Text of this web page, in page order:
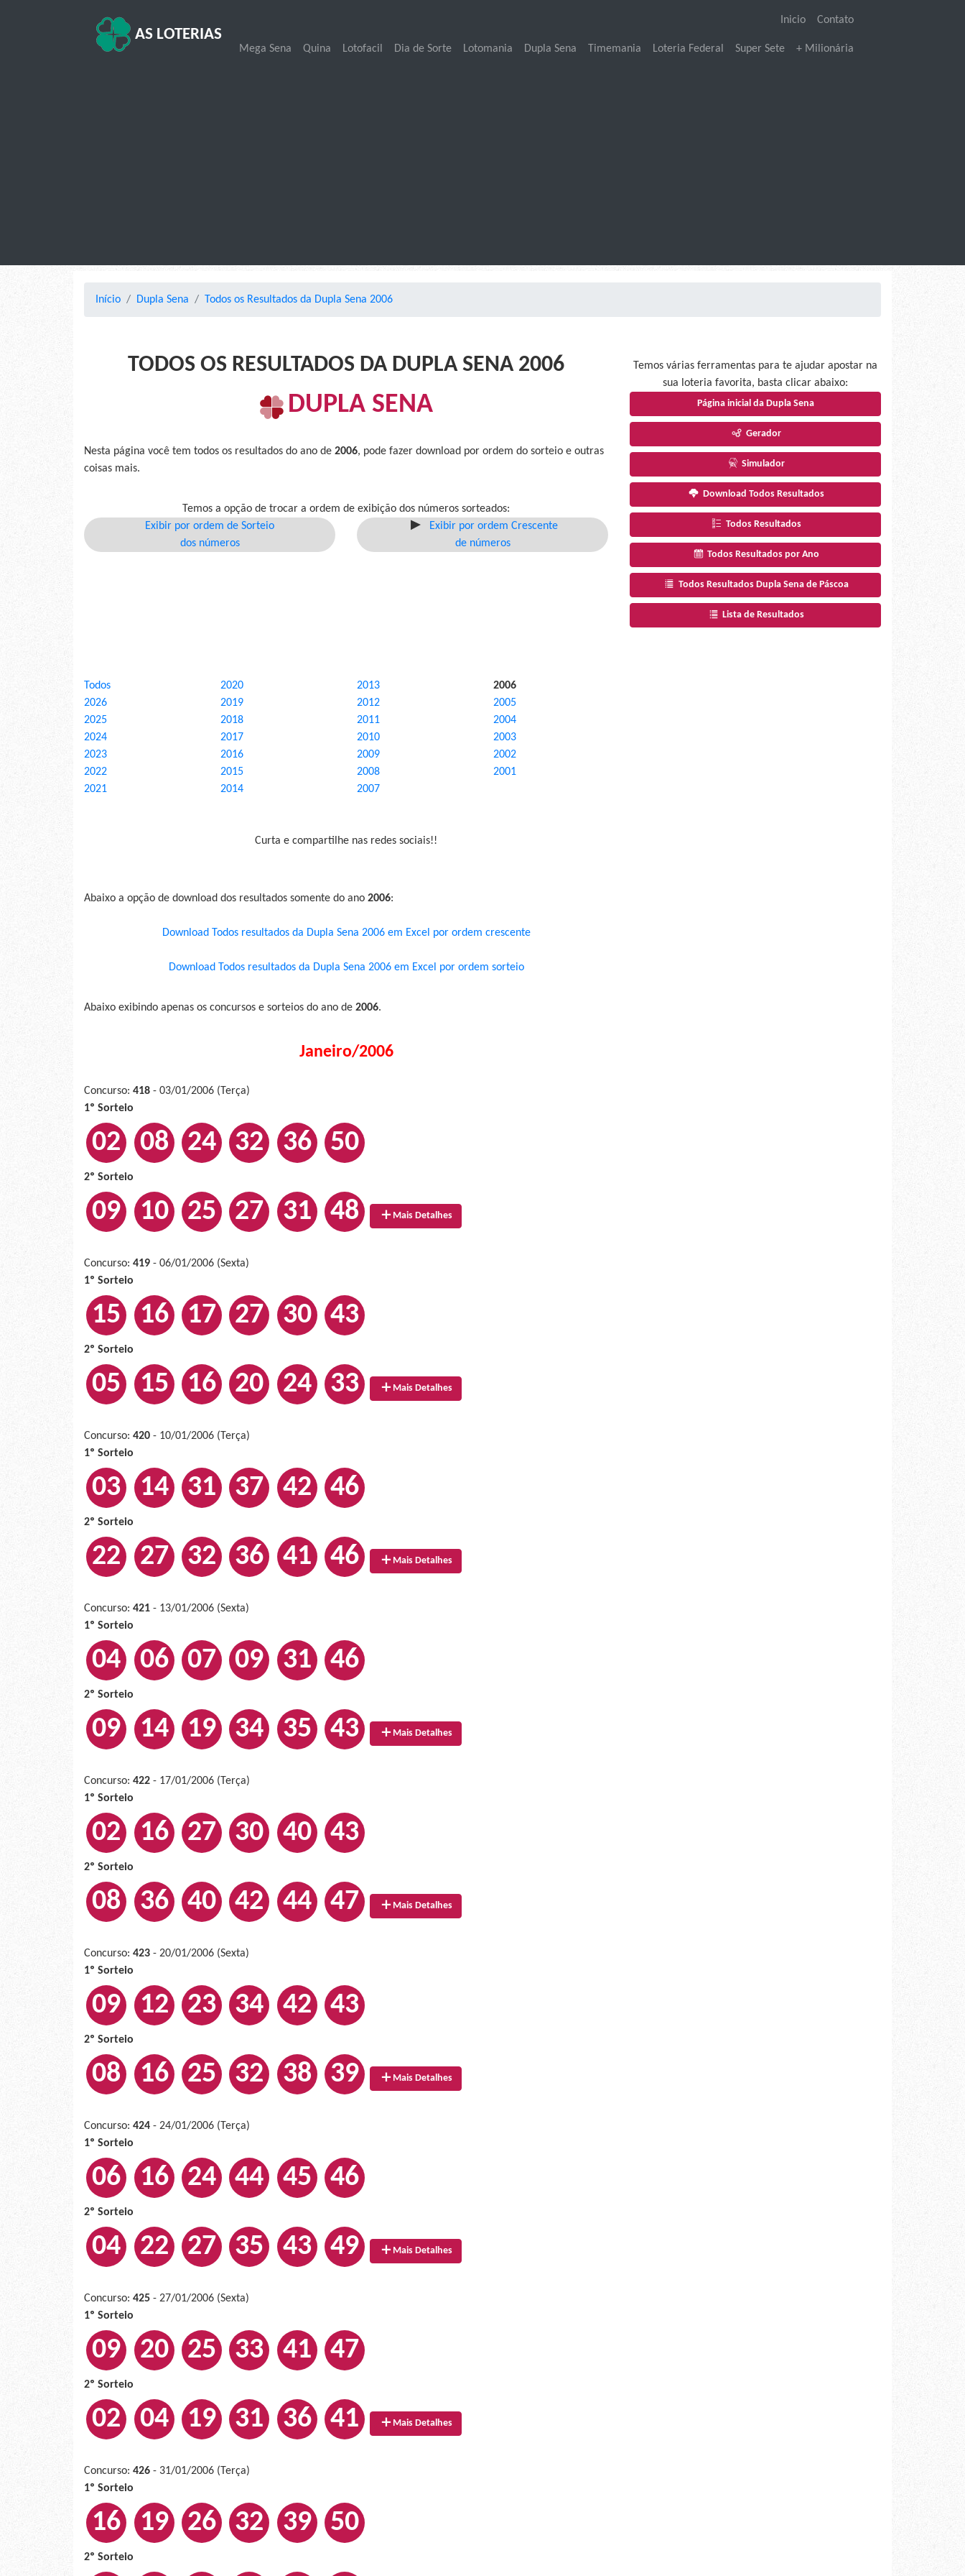
AS LOTERIAS
Inicio Contato
Mega Sena Quina Lotofacil Dia de Sorte Lotomania Dupla Sena Timemania Loteria Federal Super Sete + Milionária
Início Dupla Sena Todos os Resultados da Dupla Sena 2006
TODOS OS RESULTADOS DA DUPLA SENA 2006
DUPLA SENA
Nesta página você tem todos os resultados do ano de 2006, pode fazer download por ordem do sorteio e outras
coisas mais.
Temos a opção de trocar a ordem de exibição dos números sorteados:
Exibir por ordem de Sorteio
dos números
Exibir por ordem Crescente
de números
Todos
2026
2025
2024
2023
2022
2021
2020
2019
2018
2017
2016
2015
2014
2013
2012
2011
2010
2009
2008
2007
2006
2005
2004
2003
2002
2001
Curta e compartilhe nas redes sociais!!
Abaixo a opção de download dos resultados somente do ano 2006:
Download Todos resultados da Dupla Sena 2006 em Excel por ordem crescente
Download Todos resultados da Dupla Sena 2006 em Excel por ordem sorteio
Abaixo exibindo apenas os concursos e sorteios do ano de 2006.
Janeiro/2006
Concurso: 418 - 03/01/2006 (Terça)
1º Sorteio
02 08 24 32 36 50
2º Sorteio
09 10 25 27 31 48 Mais Detalhes
Concurso: 419 - 06/01/2006 (Sexta)
1º Sorteio
15 16 17 27 30 43
2º Sorteio
05 15 16 20 24 33 Mais Detalhes
Concurso: 420 - 10/01/2006 (Terça)
1º Sorteio
03 14 31 37 42 46
2º Sorteio
22 27 32 36 41 46 Mais Detalhes
Concurso: 421 - 13/01/2006 (Sexta)
1º Sorteio
04 06 07 09 31 46
2º Sorteio
09 14 19 34 35 43 Mais Detalhes
Concurso: 422 - 17/01/2006 (Terça)
1º Sorteio
02 16 27 30 40 43
2º Sorteio
08 36 40 42 44 47 Mais Detalhes
Concurso: 423 - 20/01/2006 (Sexta)
1º Sorteio
09 12 23 34 42 43
2º Sorteio
08 16 25 32 38 39 Mais Detalhes
Concurso: 424 - 24/01/2006 (Terça)
1º Sorteio
06 16 24 44 45 46
2º Sorteio
04 22 27 35 43 49 Mais Detalhes
Concurso: 425 - 27/01/2006 (Sexta)
1º Sorteio
09 20 25 33 41 47
2º Sorteio
02 04 19 31 36 41 Mais Detalhes
Concurso: 426 - 31/01/2006 (Terça)
1º Sorteio
16 19 26 32 39 50
2º Sorteio
Temos várias ferramentas para te ajudar apostar na
sua loteria favorita, basta clicar abaixo:
Página inicial da Dupla Sena
Gerador
Simulador
Download Todos Resultados
Todos Resultados
Todos Resultados por Ano
Todos Resultados Dupla Sena de Páscoa
Lista de Resultados